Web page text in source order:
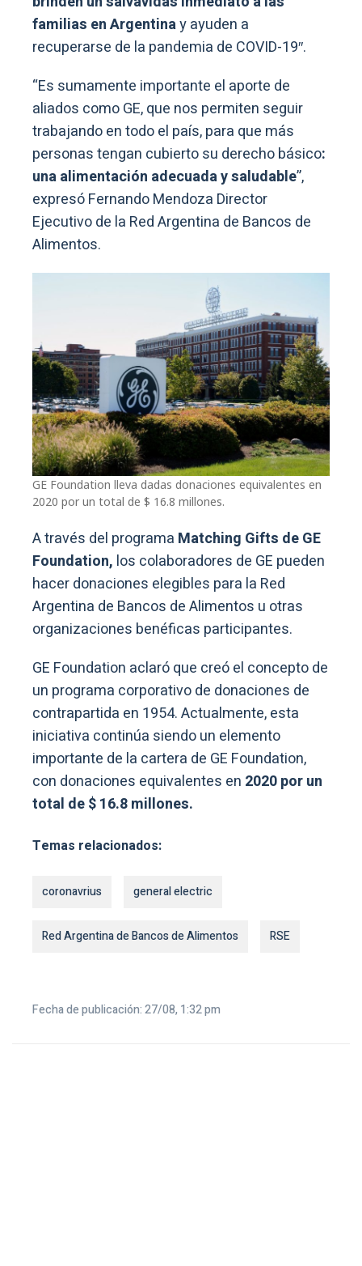
familias en Argentinay ayuden a
recuperarse de la pandemia de COVID-19″.
“Es sumamente importante el aporte de
aliados como GE, que nos permiten seguir
trabajando en todo el país, para que más
personas tengan cubierto su derecho básico:
una alimentación adecuada y saludable”,
expresó Fernando Mendoza Director
Ejecutivo de la Red Argentina de Bancos de
Alimentos.
GE Foundation lleva dadas donaciones equivalentes en
2020 por un total de $ 16.8 millones.
A través del programa Matching Gifts de GE
Foundation, los colaboradores de GE pueden
hacer donaciones elegibles para la Red
Argentina de Bancos de Alimentos u otras
organizaciones benéficas participantes.
GE Foundation aclaró que creó el concepto de
un programa corporativo de donaciones de
contrapartida en 1954. Actualmente, esta
iniciativa continúa siendo un elemento
importante de la cartera de GE Foundation,
con donaciones equivalentes en 2020 por un
total de $ 16.8 millones.
Temas relacionados:
coronavrius general electric
Red Argentina de Bancos de Alimentos RSE
Fecha de publicación: 27/08, 1:32 pm